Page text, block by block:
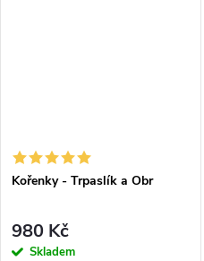
Kořenky - Trpaslík a Obr
980 Kč
Skladem